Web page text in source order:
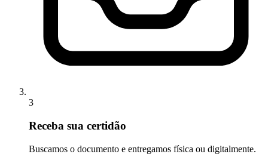
3
Receba sua certidão
Buscamos o documento e entregamos física ou digitalmente.